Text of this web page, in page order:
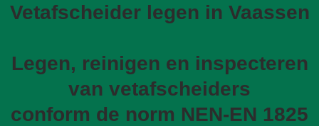
Vetafscheider legen in Vaassen
Legen, reinigen en inspecteren
van vetafscheiders
conform de norm NEN-EN 1825